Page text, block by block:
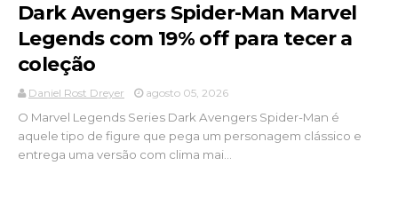
Dark Avengers Spider-Man Marvel
Legends com 19% off para tecer a
coleção
Daniel Rost Dreyer agosto 05, 2026
O Marvel Legends Series Dark Avengers Spider-Man é
aquele tipo de figure que pega um personagem clássico e
entrega uma versão com clima mai...